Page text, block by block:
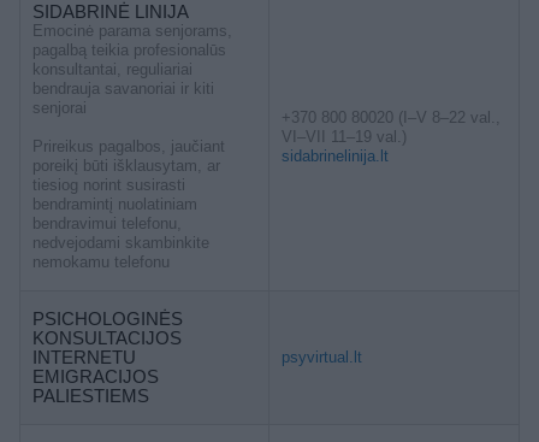
SIDABRINĖ LINIJA
Emocinė parama senjorams,
pagalbą teikia profesionalūs
konsultantai, reguliariai
bendrauja savanoriai ir kiti
senjorai
Prireikus pagalbos, jaučiant
poreikį būti išklausytam, ar
tiesiog norint susirasti
bendramintį nuolatiniam
bendravimui telefonu,
nedvejodami skambinkite
nemokamu telefonu
+370 800 80020 (I–V 8–22 val.,
VI–VII 11–19 val.)
sidabrinelinija.lt
PSICHOLOGINĖS
KONSULTACIJOS
INTERNETU
EMIGRACIJOS
PALIESTIEMS
psyvirtual.lt